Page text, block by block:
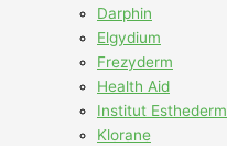
Darphin
Elgydium
Frezyderm
Health Aid
Institut Esthederm
Klorane